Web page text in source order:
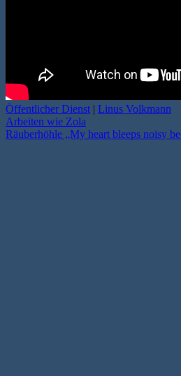
Öffentlicher Dienst | Linus Volkmann
Arbeiten wie Zola
Räuberhöhle „My heart bleeps noisy